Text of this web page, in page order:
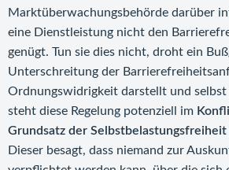
Marktüberwachungsbehörde darüber
eine Dienstleistung nicht den
genügt. Tun sie dies nicht, droht ein
Unterschreitung der
Ordnungswidrigkeit darstellt und
steht diese Regelung potenziell im
Grundsatz der Selbstbelastungsfreiheit
Dieser besagt, dass niemand zur